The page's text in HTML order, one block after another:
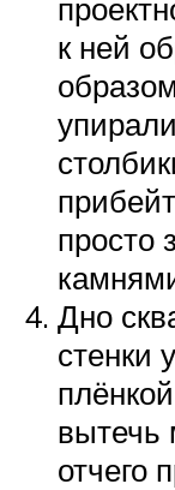
к ней
просто
Дно
стенки
вытечь
отчего